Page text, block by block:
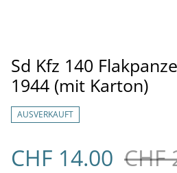
Sd Kfz 140
1944 (mit Karton)
AUSVERKAUFT
CHF 14.00 CHF